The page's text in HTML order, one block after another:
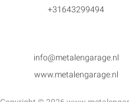
+31643299494
info@metalengarage.nl
www.metalengarage.nl